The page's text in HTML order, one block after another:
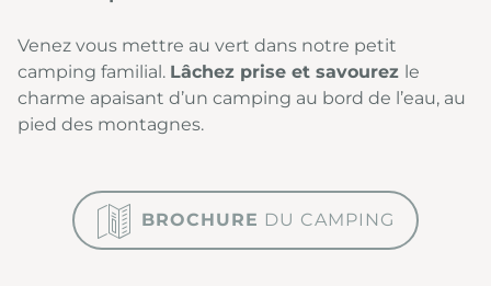
Venez vous mettre au vert dans notre petit
camping familial. Lâchez prise et savourez le
charme apaisant d’un camping au bord de l’eau, au
pied des montagnes.
BROCHURE DU CAMPING